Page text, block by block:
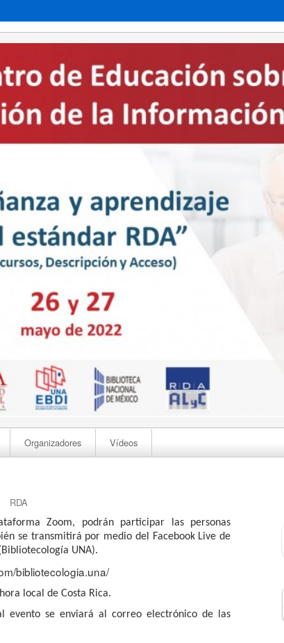
Organizadores Vídeos
RDA
Zoom, podrán participar las personas
se transmitirá por medio del Facebook Live de
Bibliotecología UNA).
bibliotecologia.una/
local de Costa Rica.
evento se enviará al correo electrónico de las